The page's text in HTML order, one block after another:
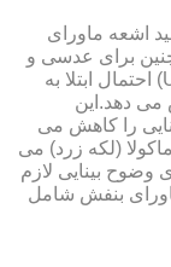
اشعه ماورای
برای عدسی و
قرنیه چشم مضراست.اشعه ماورای بنفش (UV) احتمال ابتلا به
می دهد.این
را کاهش می
(لکه زرد) می
بینایی لازم
بنفش شامل